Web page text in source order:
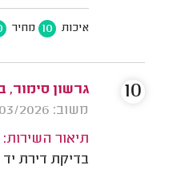
איכות 10 מחיר
גרשון
משוב: 08/03/2026
תיאור השירות:
בדיקת דירת יד
10